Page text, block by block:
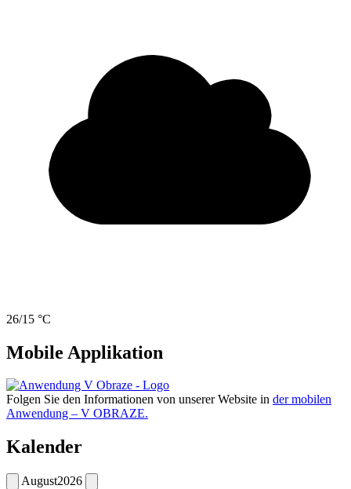
26/15 °C
Mobile Applikation
Folgen Sie den Informationen von unserer Website in der mobilen
Anwendung – V OBRAZE.
Kalender
August2026